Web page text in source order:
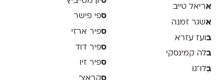
אריאל טייב
אשגר זמנה
בועז עזרא
בלה קמינסקי
בְּלוּ־גוּ
ספי פישר
ספיר ארזי
ספיר דוד
ספיר זיו